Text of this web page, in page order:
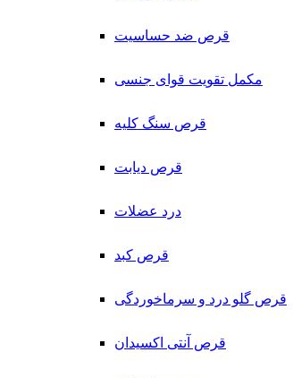
قرص ضد حساسیت
مکمل تقویت قوای جنسی
قرص سنگ کلیه
قرص دیابت
درد عضلات
قرص کبد
قرص گلو درد و سرماخوردگی
قرص آنتی اکسیدان